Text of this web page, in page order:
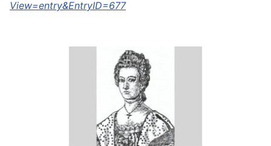
View=entry&EntryID=677